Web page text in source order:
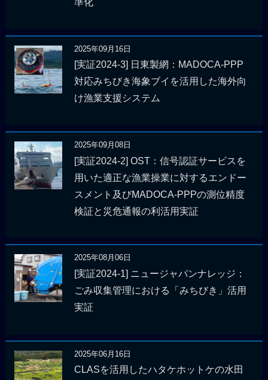
準化
2025年09月16日
[実証2024-3] 日東製網：MADOCA-PPP
対応みちびき海象ブイを活用した海外向
け漁業支援システム
2025年09月08日
[実証2024-2] OST：信号認証サービスを
用いた適正な漁業操業に対するエンドー
スメント及びMADOCA-PPPの測位精度
検証と災危通報の利活用実証
2025年08月06日
[実証2024-1] ニュージャパンナレッジ：
ごみ収集管理における「みちびき」活用
実証
2025年06月16日
CLASを活用したハタケホットケの水田